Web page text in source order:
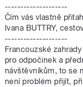
--------------------
Čím vás vlastně
Ivana BUTTRY,
--------------------
Francouzské
pro odpočinek a
návštěvníkům, to se
není problém přijít,